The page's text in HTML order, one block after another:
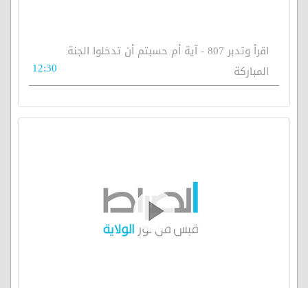
اقرأ وتدبر 807 - آية أم حسبتم أن تدخلوا الجنة
المباركة
12:30